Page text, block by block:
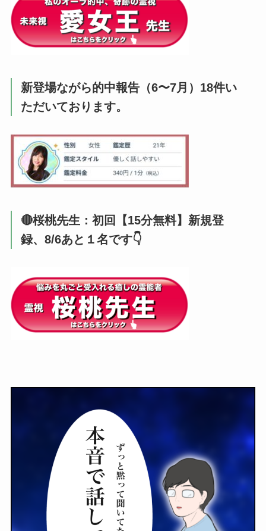
新登場ながら的中報告（6〜7月）18件い
ただいております。
🔴桜桃先生：初回【15分無料】新規登
録、8/6あと１名です👇️